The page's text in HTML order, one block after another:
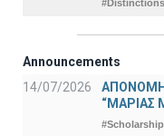
#Distinctions
Announcements
14/07/2026
“ΜΑΡΙΑΣ